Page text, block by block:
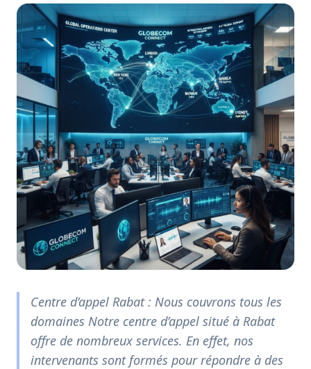
Centre d’appel Rabat : Nous couvrons tous les
domaines Notre centre d’appel situé à Rabat
offre de nombreux services. En effet, nos
intervenants sont formés pour répondre à des